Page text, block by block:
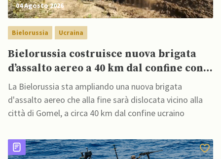
04 Agosto 2026
Bielorussia Ucraina
Bielorussia costruisce nuova brigata
d’assalto aereo a 40 km dal confine con
Ucraina
La Bielorussia sta ampliando una nuova brigata
d'assalto aereo che alla fine sarà dislocata vicino alla
città di Gomel, a circa 40 km dal confine ucraino